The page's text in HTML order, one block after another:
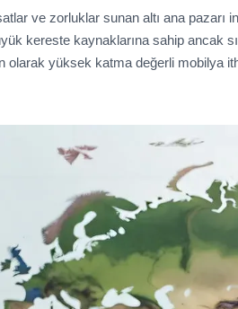
ve zorluklar sunan altı ana pazarı
kereste kaynaklarına sahip ancak
yüksek katma değerli mobilya